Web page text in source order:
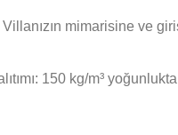
mimarisine ve
150 kg/m³
VİLLA KAPISI adet